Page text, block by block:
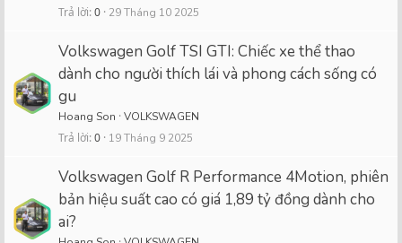
Trả lời 0 29 Tháng 10 2025
Volkswagen Golf TSI GTI: Chiếc xe thể thao
dành cho người thích lái và phong cách sống có
gu
Hoang Son VOLKSWAGEN
Trả lời 0 19 Tháng 9 2025
Volkswagen Golf R Performance 4Motion, phiên
bản hiệu suất cao có giá 1,89 tỷ đồng dành cho
ai?